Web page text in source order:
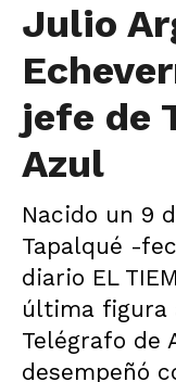
Julio
jefe de
Azul
Nacido un 9
Tapalqué -
diario EL
última figura
Telégrafo de
desempeñó